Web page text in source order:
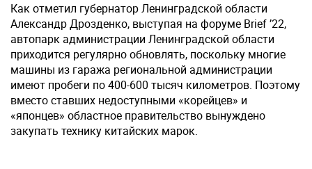
Как отметил губернатор Ленинградской области
Александр Дрозденко, выступая на форуме Brief ’22,
автопарк администрации Ленинградской области
приходится регулярно обновлять, поскольку многие
машины из гаража региональной администрации
имеют пробеги по 400-600 тысяч километров. Поэтому
вместо ставших недоступными «корейцев» и
«японцев» областное правительство вынуждено
закупать технику китайских марок.